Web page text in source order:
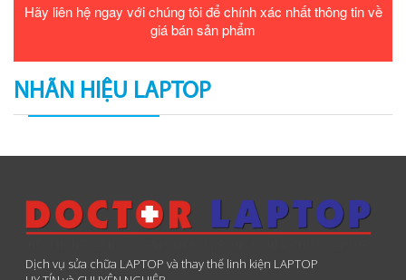
Hãy liên hệ ngay với chúng tôi để chính xác nhất thông tin về
giá bán sản phẩm
NHÃN HIỆU LAPTOP
Dịch vụ sửa chữa LAPTOP và thay thế linh kiện LAPTOP